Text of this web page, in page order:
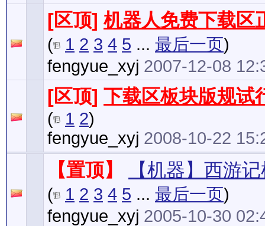
[区顶] 机器人免费下载区
( 1 2 3 4 5 ... 最后一页)
fengyue_xyj 2007-12-08
[区顶] 下载区板块版规试
( 1 2)
fengyue_xyj 2008-10-22
【置顶】 【机器】西游
( 1 2 3 4 5 ... 最后一页)
fengyue_xyj 2005-10-30